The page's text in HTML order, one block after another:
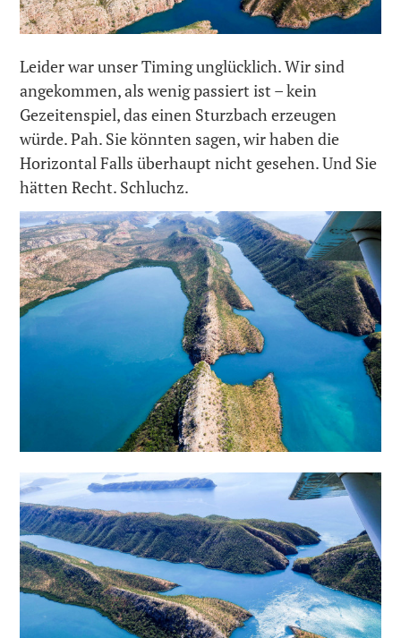
Leider war unser Timing unglücklich. Wir sind
angekommen, als wenig passiert ist – kein
Gezeitenspiel, das einen Sturzbach erzeugen
würde. Pah. Sie könnten sagen, wir haben die
Horizontal Falls überhaupt nicht gesehen. Und Sie
hätten Recht. Schluchz.